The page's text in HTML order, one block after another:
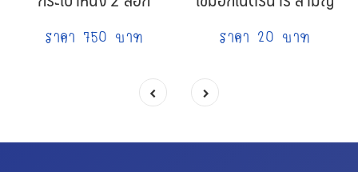
ราคา 750 บาท
ราคา 20 บาท